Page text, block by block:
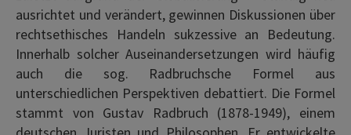
ausrichtet und verändert, gewinnen Diskussionen über
rechtsethisches Handeln sukzessive an Bedeutung.
Innerhalb solcher Auseinandersetzungen wird häufig
auch die sog. Radbruchsche Formel aus
unterschiedlichen Perspektiven debattiert. Die Formel
stammt von Gustav Radbruch (1878-1949), einem